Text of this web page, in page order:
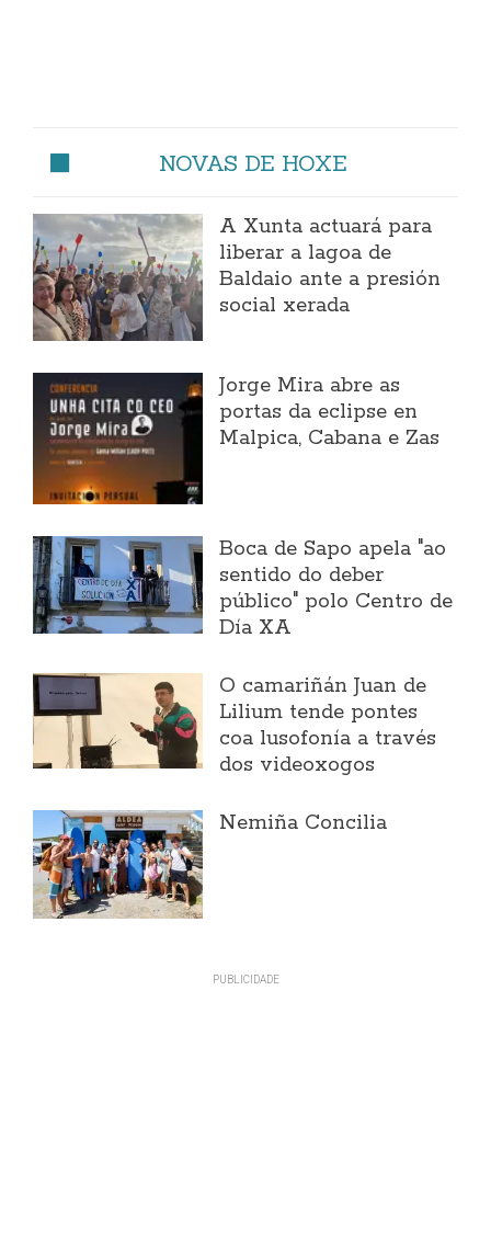
NOVAS DE HOXE
A Xunta actuará para
liberar a lagoa de
Baldaio ante a presión
social xerada
Jorge Mira abre as
portas da eclipse en
Malpica, Cabana e Zas
Boca de Sapo apela "ao
sentido do deber
público" polo Centro de
Día XA
O camariñán Juan de
Lilium tende pontes
coa lusofonía a través
dos videoxogos
Nemiña Concilia